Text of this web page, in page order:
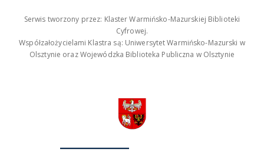
Serwis tworzony przez: Klaster Warmińsko-Mazurskiej Biblioteki
Cyfrowej.
Współzałożycielami Klastra są: Uniwersytet Warmińsko-Mazurski w
Olsztynie oraz Wojewódzka Biblioteka Publiczna w Olsztynie